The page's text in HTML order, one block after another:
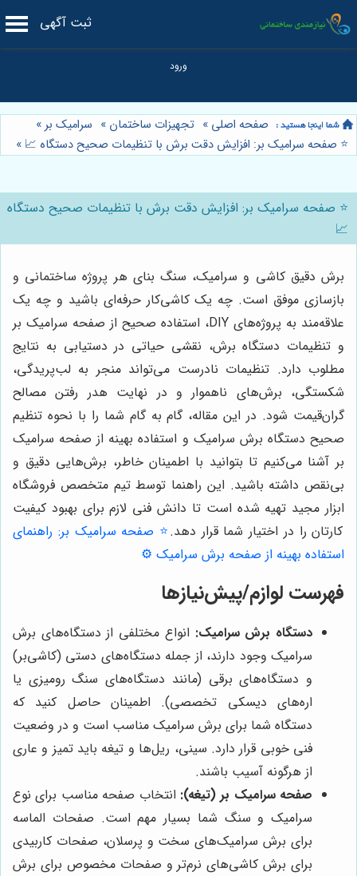
ثبت آگهی
صفحه اصلی » تجهیزات ساختمان » سرامیک بر»
⭐️ صفحه سرامیک بر: افزایش دقت برش با تنظیمات صحیح دستگاه 📈 »
⭐️ صفحه سرامیک بر: افزایش دقت برش با تنظیمات صحیح دستگاه
📈
برش دقیق کاشی و سرامیک، سنگ بنای هر پروژه ساختمانی و
بازسازی موفق است. چه یک کاشی‌کار حرفه‌ای باشید و چه یک
علاقه‌مند به پروژه‌های DIY، استفاده صحیح از صفحه سرامیک بر
و تنظیمات دستگاه برش، نقشی حیاتی در دستیابی به نتایج
مطلوب دارد. تنظیمات نادرست می‌تواند منجر به لب‌پریدگی،
شکستگی، برش‌های ناهموار و در نهایت هدر رفتن مصالح
گران‌قیمت شود. در این مقاله، گام به گام شما را با نحوه تنظیم
صحیح دستگاه برش سرامیک و استفاده بهینه از صفحه سرامیک
بر آشنا می‌کنیم تا بتوانید با اطمینان خاطر، برش‌هایی دقیق و
بی‌نقص داشته باشید. این راهنما توسط تیم متخصص فروشگاه
ابزار مجید تهیه شده است تا دانش فنی لازم برای بهبود کیفیت
کارتان را در اختیار شما قرار دهد.⭐️ صفحه سرامیک بر: راهنمای
استفاده بهینه از صفحه برش سرامیک ⚙️
فهرست لوازم/پیش‌نیازها
دستگاه برش سرامیک: انواع مختلفی از دستگاه‌های برش
سرامیک وجود دارند، از جمله دستگاه‌های دستی (کاشی‌بر)
و دستگاه‌های برقی (مانند دستگاه‌های سنگ رومیزی یا
اره‌های دیسکی تخصصی). اطمینان حاصل کنید که
دستگاه شما برای برش سرامیک مناسب است و در وضعیت
فنی خوبی قرار دارد. سینی، ریل‌ها و تیغه باید تمیز و عاری
از هرگونه آسیب باشند.
صفحه سرامیک بر (تیغه): انتخاب صفحه مناسب برای نوع
سرامیک و سنگ شما بسیار مهم است. صفحات الماسه
برای برش سرامیک‌های سخت و پرسلان، صفحات کاربیدی
برای برش کاشی‌های نرم‌تر و صفحات مخصوص برای برش